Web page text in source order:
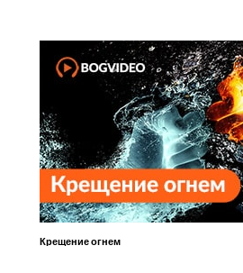
Крещение огнем